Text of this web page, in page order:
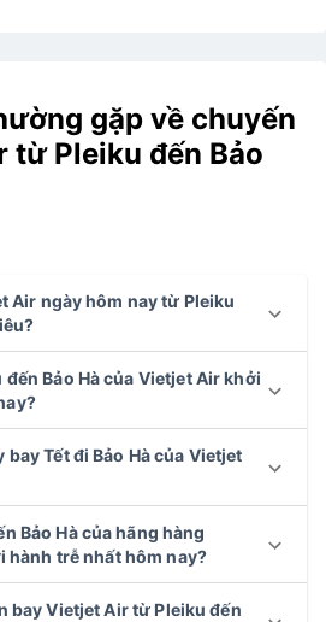
gặp về chuyến
từ Pleiku đến Bảo
Air ngày hôm nay từ Pleiku
Bảo Hà của Vietjet Air khởi
bay Tết đi Bảo Hà của Vietjet
Bảo Hà của hãng hàng
hành trễ nhất hôm nay?
bay Vietjet Air từ Pleiku đến